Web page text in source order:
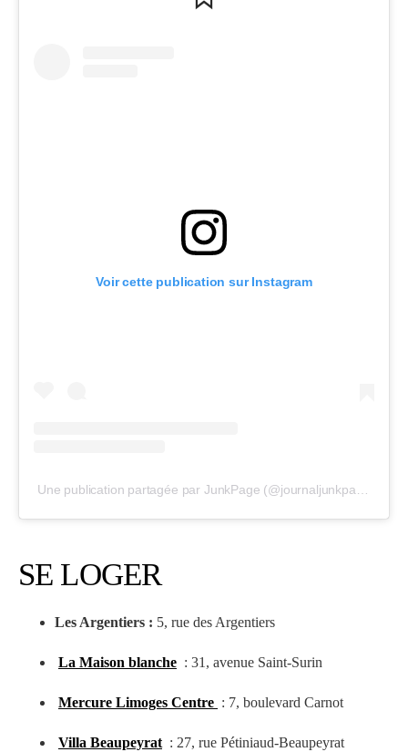
Voir cette publication sur Instagram
Une publication partagée par JunkPage (@journaljunkpage)
SE LOGER
Les Argentiers : 5, rue des Argentiers
La Maison blanche : 31, avenue Saint-Surin
Mercure Limoges Centre : 7, boulevard Carnot
Villa Beaupeyrat : 27, rue Pétiniaud-Beaupeyrat